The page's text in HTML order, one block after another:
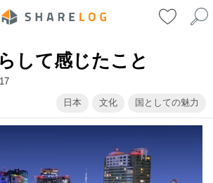
して感じたこと
日本
文化 国としての魅力